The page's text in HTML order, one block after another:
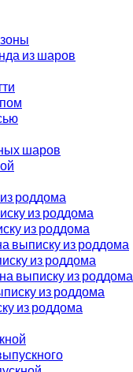
из шаров
шаров
роддома
из роддома
из роддома
выписку из роддома
из роддома
выписку из роддома
из роддома
из роддома